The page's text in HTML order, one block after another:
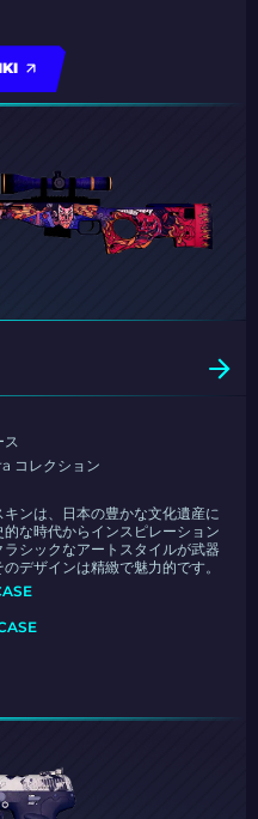
ス
コレクション
ンは、日本の豊かな文化遺産に
な時代からインスピレーション
ラシックなアートスタイルが武器
デザインは精緻で魅力的です。